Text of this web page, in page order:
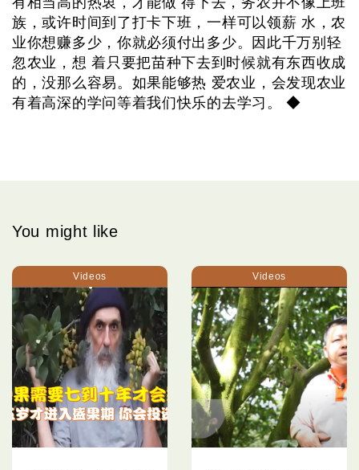
族，或许时间到了打卡下班，一样可以领薪 水，农
业你想赚多少，你就必须付出多少。因此千万别轻
忽农业，想 着只要把苗种下去到时候就有东西收成
的，没那么容易。如果能够热 爱农业，会发现农业
有着高深的学问等着我们快乐的去学习。 ◆
You might like
Videos Videos